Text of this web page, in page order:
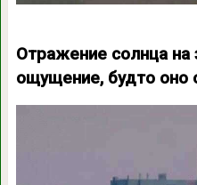
Отражение солнца на
ощущение, будто оно